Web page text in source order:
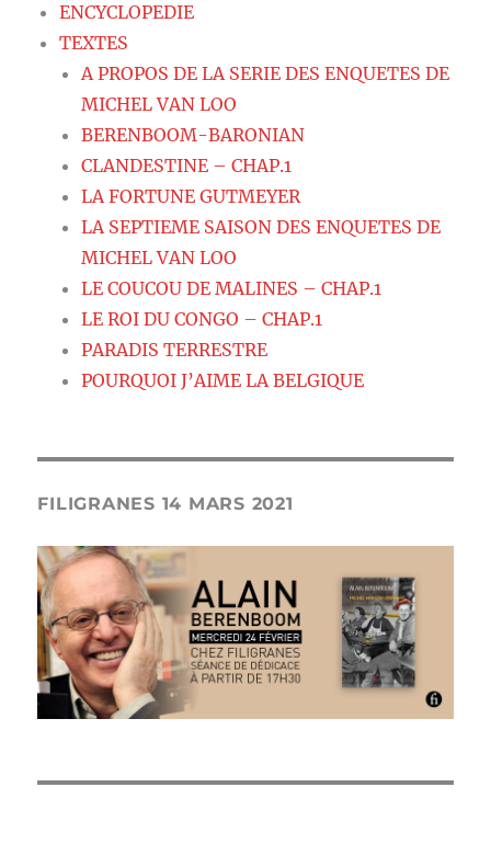
ENCYCLOPEDIE
TEXTES
A PROPOS DE LA SERIE DES ENQUETES DE
MICHEL VAN LOO
BERENBOOM-BARONIAN
CLANDESTINE – CHAP.1
LA FORTUNE GUTMEYER
LA SEPTIEME SAISON DES ENQUETES DE
MICHEL VAN LOO
LE COUCOU DE MALINES – CHAP.1
LE ROI DU CONGO – CHAP.1
PARADIS TERRESTRE
POURQUOI J’AIME LA BELGIQUE
FILIGRANES 14 MARS 2021